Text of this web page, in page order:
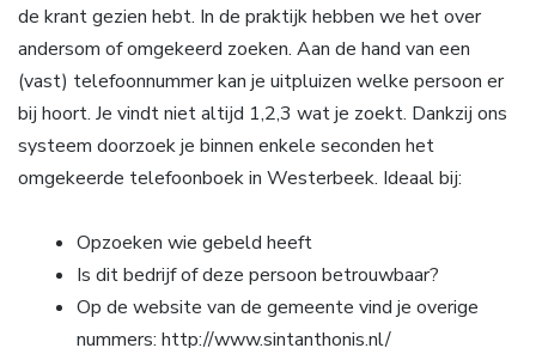
de krant gezien hebt. In de praktijk hebben we het over
andersom of omgekeerd zoeken. Aan de hand van een
(vast) telefoonnummer kan je uitpluizen welke persoon er
bij hoort. Je vindt niet altijd 1,2,3 wat je zoekt. Dankzij ons
systeem doorzoek je binnen enkele seconden het
omgekeerde telefoonboek in Westerbeek. Ideaal bij:
Opzoeken wie gebeld heeft
Is dit bedrijf of deze persoon betrouwbaar?
Op de website van de gemeente vind je overige
nummers: http://www.sintanthonis.nl/